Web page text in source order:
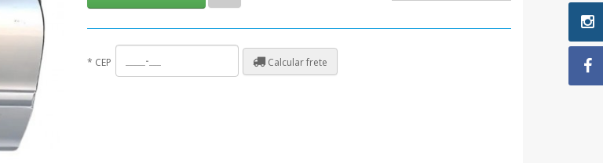
* CEP Calcular frete